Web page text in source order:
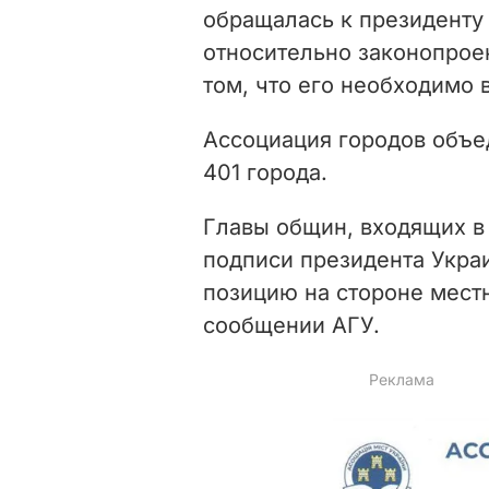
обращалась к
относительно
том, что его необходимо
Ассоциация городов
401 города.
Главы общин, входящих в
подписи президента
позицию на стороне
сообщении АГУ.